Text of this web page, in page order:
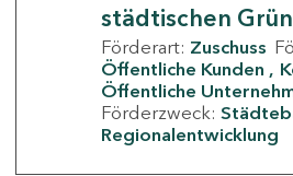
städtischen
Förderart: Zuschuss
Öffentliche Kunden
Öffentliche
Förderzweck:
Regionalentwicklung